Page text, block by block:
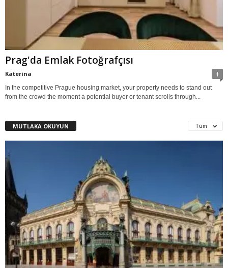
Prag'da Emlak Fotoğrafçısı
Katerina 1
In the competitive Prague housing market, your property needs to stand out
from the crowd the moment a potential buyer or tenant scrolls through...
MUTLAKA OKUYUN Tüm